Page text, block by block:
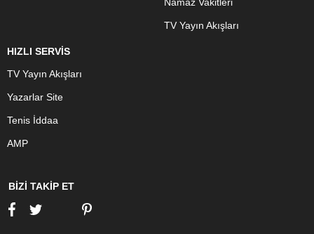
TV Yayın Akışları
HIZLI SERVİS
TV Yayın Akışları
Yazarlar Site
Tenis İddaa
AMP
BİZİ TAKİP ET